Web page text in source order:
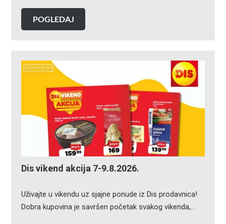
POGLEDAJ
Dis vikend akcija 7-9.8.2026.
Uživajte u vikendu uz sjajne ponude iz Dis prodavnica!
Dobra kupovina je savršen početak svakog vikenda,…